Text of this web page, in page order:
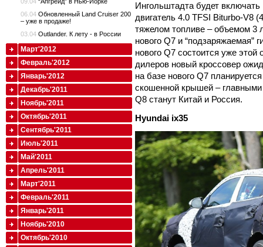
Ингольштадта будет
двигатель 4.0 TFSI Biturbo-V8
тяжелом топливе – объемом 3
нового Q7 и “подзаряжаемая”
нового Q7 состоится уже
дилеров новый кроссовер
на базе нового Q7
скошенной крышей –
Q8 станут Китай и Россия.
Hyundai ix35
06.04 Обновленный Land Cruiser 200
– уже в продаже!
03.04 Outlander. К лету - в России
Март'2012
Февраль'2012
Январь'2012
Декабрь'2011
Ноябрь'2011
Октябрь'2011
Сентябрь'2011
Июль'2011
Май'2011
Апрель'2011
Март'2011
Февраль'2011
Январь'2011
Ноябрь'2010
Октябрь'2010